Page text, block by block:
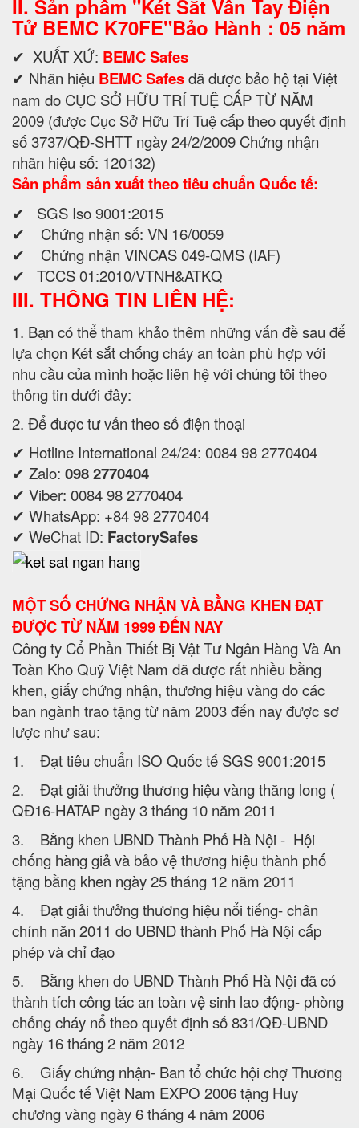
II. Sản phẩm "Két Sắt Vân Tay Điện
Tử BEMC K70FE"Bảo Hành : 05 năm
✔ XUẤT XỨ: BEMC Safes
✔ Nhãn hiệu BEMC Safesđã được bảo hộ tại Việt
nam do CỤC SỞ HỮU TRÍ TUỆ CẤP TỪ NĂM
2009 (được Cục Sở Hữu Trí Tuệ cấp theo quyết định
số 3737/QĐ-SHTT ngày 24/2/2009 Chứng nhận
nhãn hiệu số: 120132)
Sản phẩm sản xuất theo tiêu chuẩn Quốc tế:
✔ SGS Iso 9001:2015
✔ Chứng nhận số: VN 16/0059
✔ Chứng nhận VINCAS 049-QMS (IAF)
✔ TCCS 01:2010/VTNH&ATKQ
III. THÔNG TIN LIÊN HỆ:
1. Bạn có thể tham khảo thêm những vấn đề sau để
lựa chọn Két sắt chống cháy an toàn phù hợp với
nhu cầu của mình hoặc liên hệ với chúng tôi theo
thông tin dưới đây:
2. Để được tư vấn theo số điện thoại
✔ Hotline International 24/24: 0084 98 2770404
✔ Zalo: 098 2770404
✔ Viber: 0084 98 2770404
✔ WhatsApp: +84 98 2770404
✔ WeChat ID: FactorySafes
MỘT SỐ CHỨNG NHẬN VÀ BẰNG KHEN ĐẠT
ĐƯỢC TỪ NĂM 1999 ĐẾN NAY
Công ty Cổ Phần Thiết Bị Vật Tư Ngân Hàng Và An
Toàn Kho Quỹ Việt Nam đã được rất nhiều bằng
khen, giấy chứng nhận, thương hiệu vàng do các
ban ngành trao tặng từ năm 2003 đến nay được sơ
lược như sau:
1. Đạt tiêu chuẩn ISO Quốc tế SGS 9001:2015
2. Đạt giải thưởng thương hiệu vàng thăng long (
QĐ16-HATAP ngày 3 tháng 10 năm 2011
3. Bằng khen UBND Thành Phố Hà Nội - Hội
chống hàng giả và bảo vệ thương hiệu thành phố
tặng bằng khen ngày 25 tháng 12 năm 2011
4. Đạt giải thưởng thương hiệu nổi tiếng- chân
chính năn 2011 do UBND thành Phố Hà Nội cấp
phép và chỉ đạo
5. Bằng khen do UBND Thành Phố Hà Nội đã có
thành tích công tác an toàn vệ sinh lao động- phòng
chống cháy nổ theo quyết định số 831/QĐ-UBND
ngày 16 tháng 2 năm 2012
6. Giấy chứng nhận- Ban tổ chức hội chợ Thương
Mại Quốc tế Việt Nam EXPO 2006 tặng Huy
chương vàng ngày 6 tháng 4 năm 2006